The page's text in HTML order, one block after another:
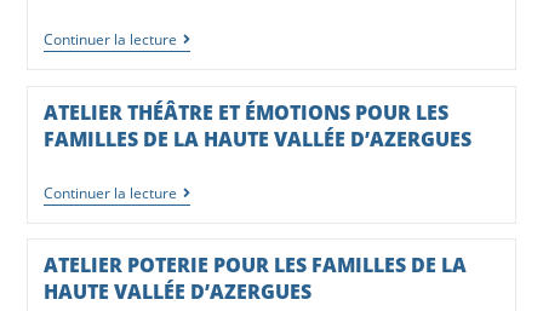
Continuer la lecture
ATELIER THÉÂTRE ET ÉMOTIONS POUR LES
FAMILLES DE LA HAUTE VALLÉE D’AZERGUES
Continuer la lecture
ATELIER POTERIE POUR LES FAMILLES DE LA
HAUTE VALLÉE D’AZERGUES